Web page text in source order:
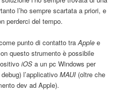
l’ho sempre scartata a priori, e
perderci del tempo.
punto di contatto traApple e
questo strumento è possibile
iOS a un pc Windows per
l’applicativoMAUI (oltre che
dev ad Apple).